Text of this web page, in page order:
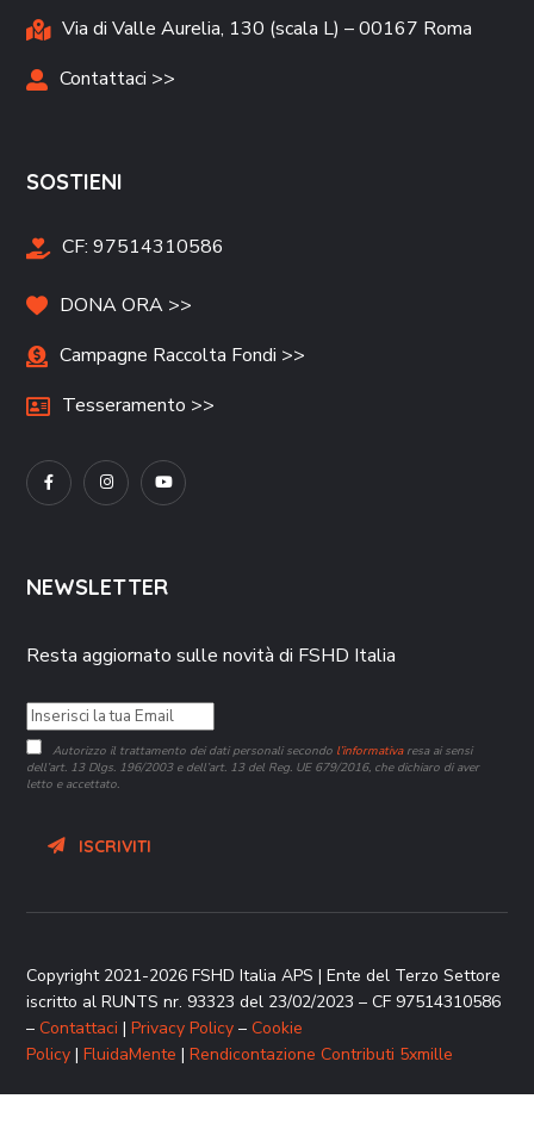
Via di Valle Aurelia, 130 (scala L) – 00167 Roma
Contattaci >>
SOSTIENI
CF:97514310586
DONA ORA >>
Campagne Raccolta Fondi >>
Tesseramento >>
NEWSLETTER
Resta aggiornato sulle novità di FSHD Italia
Autorizzo il trattamento dei dati personali secondo l’informativaresa ai sensi
dell’art. 13 Dlgs. 196/2003 e dell’art. 13 del Reg. UE 679/2016, che dichiaro di aver
letto e accettato.
ISCRIVITI
Copyright 2021-2026 FSHD Italia APS | Ente del Terzo Settore
iscritto al RUNTS nr. 93323 del 23/02/2023 – CF 97514310586
–Contattaci |Privacy Policy –Cookie
Policy |FluidaMente |Rendicontazione Contributi 5xmille